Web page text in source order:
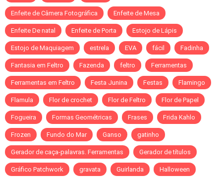
Enfeite de Câmera Fotográfica Enfeite de Mesa
Enfeite De natal Enfeite de Porta Estojo de Lápis
Estojo de Maquiagem estrela EVA fácil Fadinha
Fantasia em Feltro Fazenda feltro Ferramentas
Ferramentas em Feltro Festa Junina Festas Flamingo
Flamula Flor de crochet Flor de Feltro Flor de Papel
Fogueira Formas Geométricas Frases Frida Kahlo
Frozen Fundo do Mar Ganso gatinho
Gerador de caça-palavras. Ferramentas Gerador de títulos
Gráfico Patchwork gravata Guirlanda Halloween